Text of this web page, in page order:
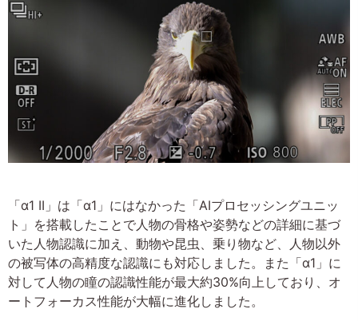
「α1 II」は「α1」にはなかった「AIプロセッシングユニッ
ト」を搭載したことで人物の骨格や姿勢などの詳細に基づ
いた人物認識に加え、動物や昆虫、乗り物など、人物以外
の被写体の高精度な認識にも対応しました。また「α1」に
対して人物の瞳の認識性能が最大約30%向上しており、オ
ートフォーカス性能が大幅に進化しました。